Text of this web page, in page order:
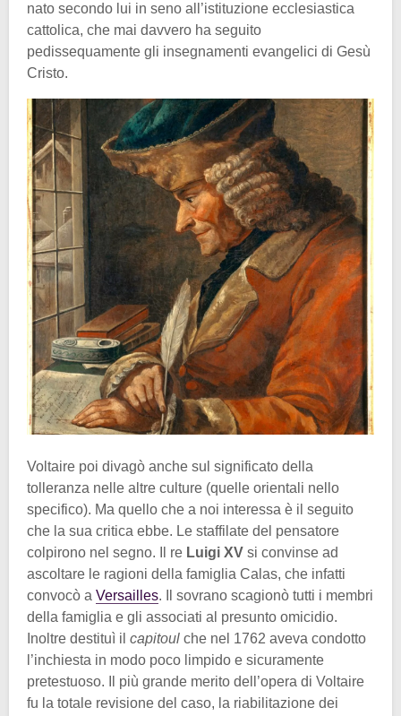
nato secondo lui in seno all’istituzione ecclesiastica
cattolica, che mai davvero ha seguito
pedissequamente gli insegnamenti evangelici di Gesù
Cristo.
Voltaire poi divagò anche sul significato della
tolleranza nelle altre culture (quelle orientali nello
specifico). Ma quello che a noi interessa è il seguito
che la sua critica ebbe. Le staffilate del pensatore
colpirono nel segno. Il re Luigi XV si convinse ad
ascoltare le ragioni della famiglia Calas, che infatti
convocò a Versailles. Il sovrano scagionò tutti i membri
della famiglia e gli associati al presunto omicidio.
Inoltre destituì il capitoul che nel 1762 aveva condotto
l’inchiesta in modo poco limpido e sicuramente
pretestuoso. Il più grande merito dell’opera di Voltaire
fu la totale revisione del caso, la riabilitazione dei